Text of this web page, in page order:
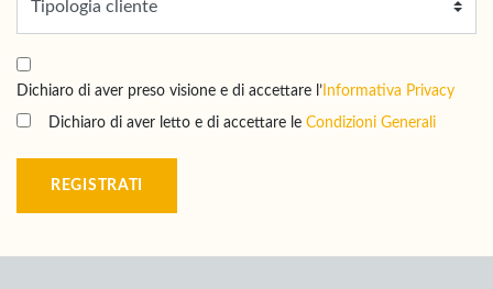
Dichiaro di aver preso visione e di accettare l’ Informativa Privacy
Dichiaro di aver letto e di accettare le Condizioni Generali
REGISTRATI